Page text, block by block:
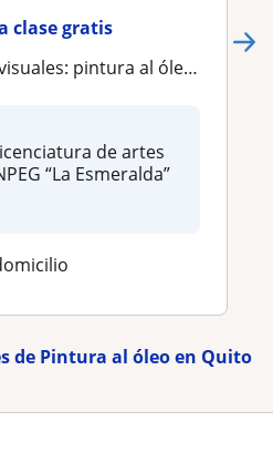
clase gratis
pintura al óleo y dibujo
de artes
“La Esmeralda”
de Pintura al óleo en Quito